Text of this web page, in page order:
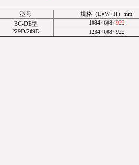
型号
规格（L×W×H）mm
BC-DB型
229D/269D
1084×608×922
1234×608×922